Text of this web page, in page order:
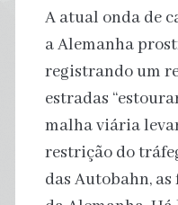
A atual onda de
a Alemanha
registrando um
estradas
malha viária
restrição do
das Autobahn, as